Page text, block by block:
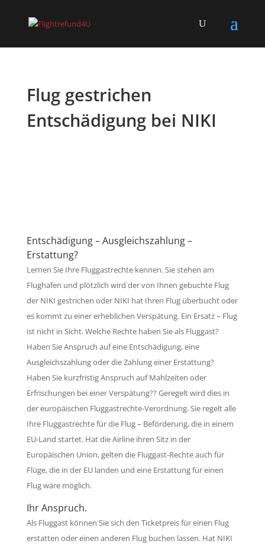
Flug gestrichen
Entschädigung bei NIKI
Entschädigung – Ausgleichszahlung –
Erstattung?
Lernen Sie Ihre Fluggastrechte kennen. Sie stehen am
Flughafen und plötzlich wird der von Ihnen gebuchte Flug
der NIKI gestrichen oder NIKI hat Ihren Flug überbucht oder
es kommt zu einer erheblichen Verspätung. Ein Ersatz – Flug
ist nicht in Sicht. Welche Rechte haben Sie als Fluggast?
Haben Sie Anspruch auf eine Entschädigung, eine
Ausgleichszahlung oder die Zahlung einer Erstattung?
Haben Sie kurzfristig Anspruch auf Mahlzeiten oder
Erfrischungen bei einer Verspätung?? Geregelt wird dies in
der europäischen Fluggastrechte-Verordnung. Sie regelt alle
Ihre Fluggastrechte für die Flug – Beförderung, die in einem
EU-Land startet. Hat die Airline ihren Sitz in der
Europäischen Union, gelten die Fluggast-Rechte auch für
Flüge, die in der EU landen und eine Erstattung für einen
Flug wäre möglich.
Ihr Anspruch.
Als Fluggast können Sie sich den Ticketpreis für einen Flug
erstatten oder einen anderen Flug buchen lassen. Hat NIKI